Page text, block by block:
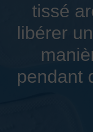
tissé
libérer
pendant